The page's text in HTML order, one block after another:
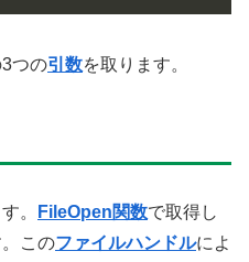
つの引数を取ります。
。 FileOpen関数で取得し
このファイルハンドルによ